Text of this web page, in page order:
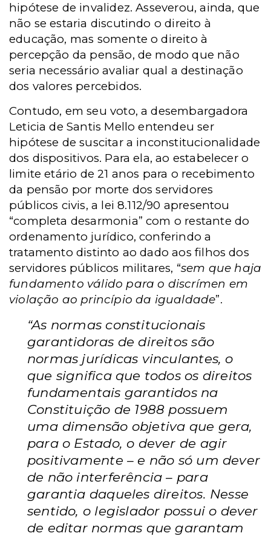
hipótese de invalidez. Asseverou, ainda, que
não se estaria discutindo o direito à
educação, mas somente o direito à
percepção da pensão, de modo que não
seria necessário avaliar qual a destinação
dos valores percebidos.
Contudo, em seu voto, a desembargadora
Leticia de Santis Mello entendeu ser
hipótese de suscitar a inconstitucionalidade
dos dispositivos. Para ela, ao estabelecer o
limite etário de 21 anos para o recebimento
da pensão por morte dos servidores
públicos civis, a lei 8.112/90 apresentou
“completa desarmonia” com o restante do
ordenamento jurídico, conferindo a
tratamento distinto ao dado aos filhos dos
servidores públicos militares, “sem que haja
fundamento válido para o discrímen em
violação ao princípio da igualdade”.
“As normas constitucionais
garantidoras de direitos são
normas jurídicas vinculantes, o
que significa que todos os direitos
fundamentais garantidos na
Constituição de 1988 possuem
uma dimensão objetiva que gera,
para o Estado, o dever de agir
positivamente – e não só um dever
de não interferência – para
garantia daqueles direitos. Nesse
sentido, o legislador possui o dever
de editar normas que garantam